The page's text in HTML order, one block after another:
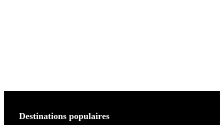
Destinations populaires